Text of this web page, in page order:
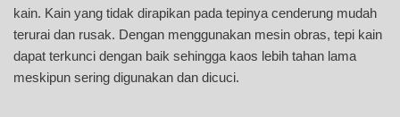
kain. Kain yang tidak dirapikan pada tepinya cenderung mudah
terurai dan rusak. Dengan menggunakan mesin obras, tepi kain
dapat terkunci dengan baik sehingga kaos lebih tahan lama
meskipun sering digunakan dan dicuci.